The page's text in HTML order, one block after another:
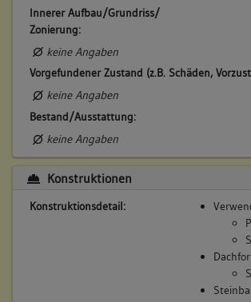
Innerer Aufbau/Grundriss/
Zonierung:
keine Angaben
Vorgefundener Zustand (z.B. Schäden,
keine Angaben
Bestand/Ausstattung:
keine Angaben
Konstruktionen
Konstruktionsdetail: